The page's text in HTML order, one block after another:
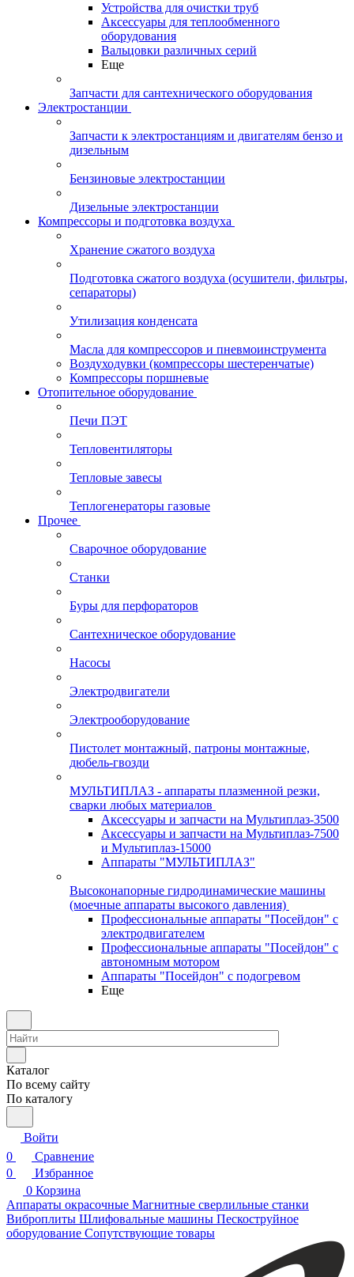
Устройства для очистки труб
Аксессуары для теплообменного
оборудования
Вальцовки различных серий
Еще
Запчасти для сантехнического оборудования
Электростанции
Запчасти к электростанциям и двигателям бензо и
дизельным
Бензиновые электростанции
Дизельные электростанции
Компрессоры и подготовка воздуха
Хранение сжатого воздуха
Подготовка сжатого воздуха (осушители, фильтры,
сепараторы)
Утилизация конденсата
Масла для компрессоров и пневмоинструмента
Воздуходувки (компрессоры шестеренчатые)
Компрессоры поршневые
Отопительное оборудование
Печи ПЭТ
Тепловентиляторы
Тепловые завесы
Теплогенераторы газовые
Прочее
Сварочное оборудование
Станки
Буры для перфораторов
Сантехническое оборудование
Насосы
Электродвигатели
Электрооборудование
Пистолет монтажный, патроны монтажные,
дюбель-гвозди
МУЛЬТИПЛАЗ - аппараты плазменной резки,
сварки любых материалов
Аксессуары и запчасти на Мультиплаз-3500
Аксессуары и запчасти на Мультиплаз-7500
и Мультиплаз-15000
Аппараты "МУЛЬТИПЛАЗ"
Высоконапорные гидродинамические машины
(моечные аппараты высокого давления)
Профессиональные аппараты "Посейдон" с
электродвигателем
Профессиональные аппараты "Посейдон" с
автономным мотором
Аппараты "Посейдон" с подогревом
Еще
Каталог
По всему сайту
По каталогу
Войти
0
Сравнение
0
Избранное
0 Корзина
Аппараты окрасочные Магнитные сверлильные станки
Виброплиты Шлифовальные машины Пескоструйное
оборудование Сопутствующие товары